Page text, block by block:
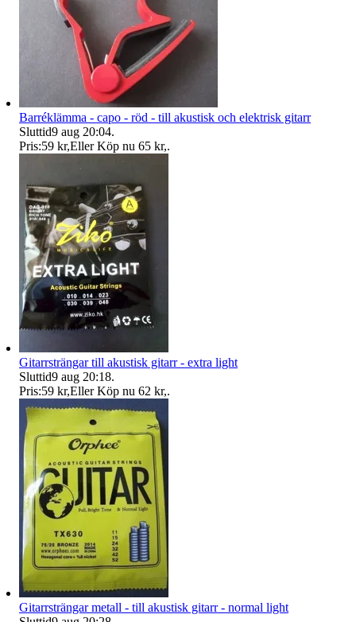
Barréklämma - capo - röd - till akustisk och elektrisk gitarr
Sluttid9 aug 20:04.
Pris:59 kr,Eller Köp nu 65 kr,.
Gitarrsträngar till akustisk gitarr - extra light
Sluttid9 aug 20:18.
Pris:59 kr,Eller Köp nu 62 kr,.
Gitarrsträngar metall - till akustisk gitarr - normal light